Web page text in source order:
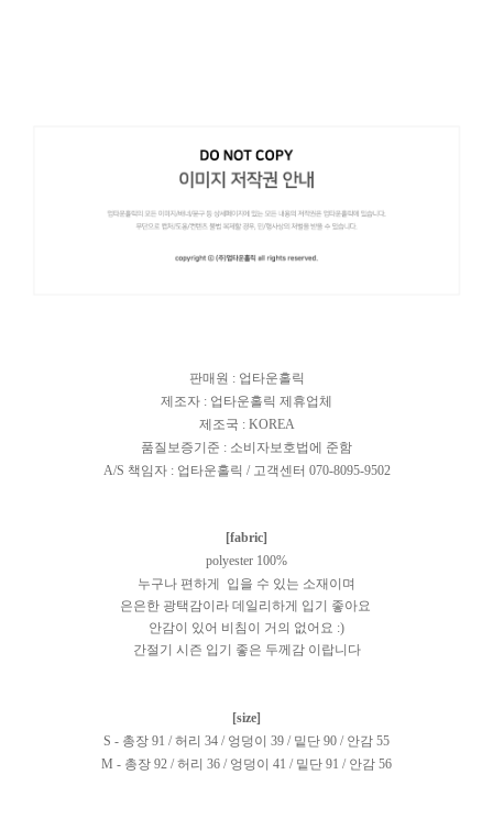
판매원 : 업타운홀릭
제조자 : 업타운홀릭 제휴업체
제조국 : KOREA
품질보증기준 : 소비자보호법에 준함
A/S 책임자 : 업타운홀릭 / 고객센터 070-8095-9502
[fabric]
polyester 100%
누구나 편하게 입을 수 있는 소재이며
은은한 광택감이라 데일리하게 입기 좋아요
안감이 있어 비침이 거의 없어요 :)
간절기 시즌 입기 좋은 두께감 이랍니다
[size]
S - 총장 91 / 허리 34 / 엉덩이 39 / 밑단 90 / 안감 55
M - 총장 92 / 허리 36 / 엉덩이 41 / 밑단 91 / 안감 56